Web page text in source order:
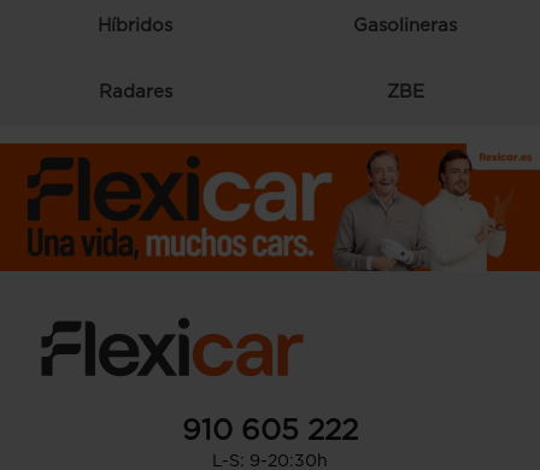
Híbridos Gasolineras
Radares ZBE
910 605 222
L-S: 9-20:30h